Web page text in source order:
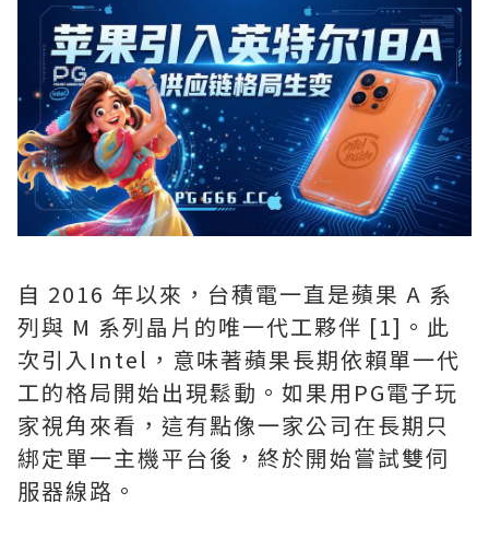
自 2016 年以來，台積電一直是蘋果 A 系
列與 M 系列晶片的唯一代工夥伴 [1]。此
次引入Intel，意味著蘋果長期依賴單一代
工的格局開始出現鬆動。如果用PG電子玩
家視角來看，這有點像一家公司在長期只
綁定單一主機平台後，終於開始嘗試雙伺
服器線路。